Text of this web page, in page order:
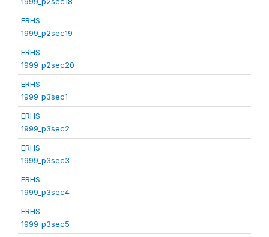
ERHS
1999_p2sec19
ERHS
1999_p2sec20
ERHS
1999_p3sec1
ERHS
1999_p3sec2
ERHS
1999_p3sec3
ERHS
1999_p3sec4
ERHS
1999_p3sec5